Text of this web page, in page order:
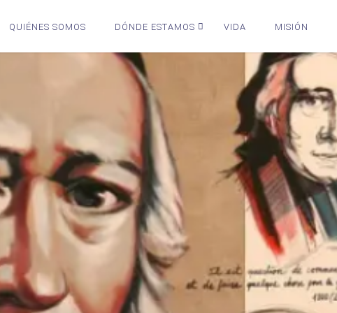
QUIÉNES SOMOS DÓNDE ESTAMOS VIDA MISIÓN